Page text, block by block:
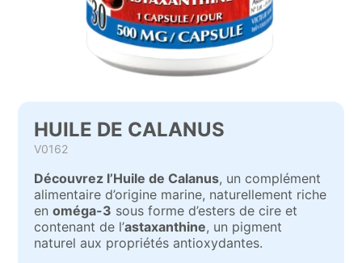
HUILE DE CALANUS
V0162
Découvrez l’Huile de Calanus, un complément
alimentaire d’origine marine, naturellement riche
enoméga-3 sous forme d’esters de cire et
contenant de l’astaxanthine, un pigment
naturel aux propriétés antioxydantes.